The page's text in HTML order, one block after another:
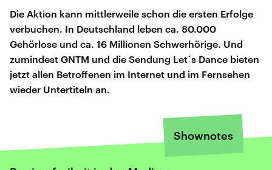
Die Aktion kann mittlerweile schon die ersten Erfolge
verbuchen. In Deutschland leben ca. 80.000
Gehörlose und ca. 16 Millionen Schwerhörige. Und
zumindest GNTM und die Sendung Let´s Dance bieten
jetzt allen Betroffenen im Internet und im Fernsehen
wieder Untertiteln an.
Shownotes